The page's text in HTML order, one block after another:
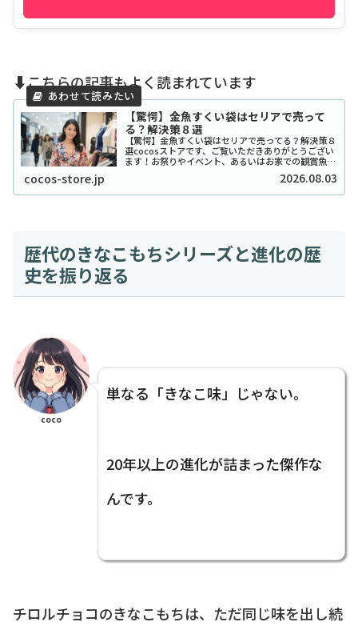
⬇️こちらの記事もよく読まれています
【驚愕】金魚すくい袋はセリアで売って
る？解決策８選
【驚愕】金魚すくい袋はセリアで売ってる？解決策８
選cocosストアです、ご覧いただきありがとうござい
ます！お祭りやイベント、あるいはお家での観賞魚飼
たとき、100円ショップのセリアで手に入った...
cocos-store.jp 2026.08.03
歴代のきなこもちシリーズと進化の歴
史を振り返る
coco
単なる「きなこ味」じゃない。
20年以上の進化が詰まった傑作な
んです。
チロルチョコのきなこもちは、ただ同じ味を出し続